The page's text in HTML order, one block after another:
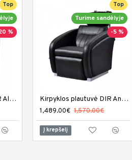
Top
%
Kirpyklos plautuvė DIR Alpine
Top
Turime sandėlyje
-5 %
Kirpyklos plautuvė DIR Anode
1,489.00€ 1,570.00€
Į krepšelį